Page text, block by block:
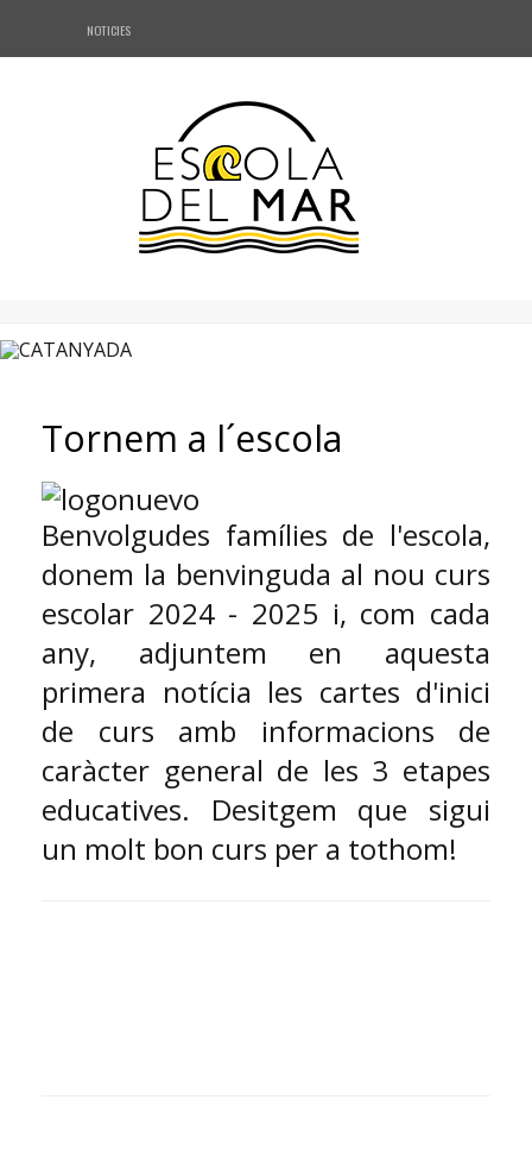
NOTICIES
Contacte
AFA
NOTICIES
Tornem a l´escola
Benvolgudes famílies de l'escola,
donem la benvinguda al nou curs
escolar 2024 - 2025 i, com cada
any, adjuntem en aquesta
primera notícia les cartes d'inici
de curs amb informacions de
caràcter general de les 3 etapes
educatives. Desitgem que sigui
un molt bon curs per a tothom!